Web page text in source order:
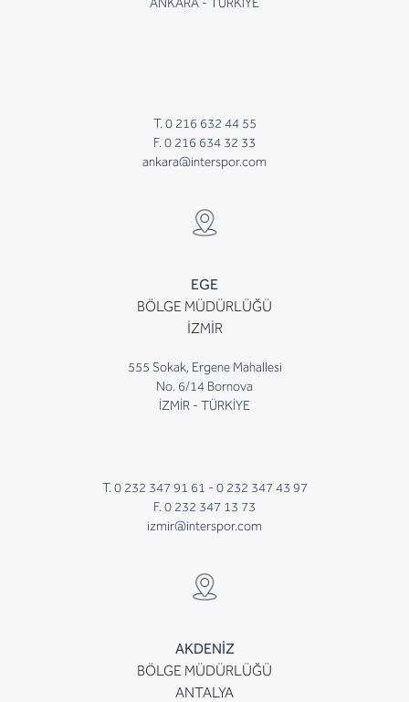
T. 0 216 632 44 55
F. 0 216 634 32 33
ankara@interspor.com
EGE
BÖLGE MÜDÜRLÜĞÜ
İZMİR
555 Sokak, Ergene Mahallesi
No. 6/14 Bornova
İZMİR - TÜRKİYE
T. 0 232 347 91 61 - 0 232 347 43 97
F. 0 232 347 13 73
izmir@interspor.com
AKDENİZ
BÖLGE MÜDÜRLÜĞÜ
ANTALYA